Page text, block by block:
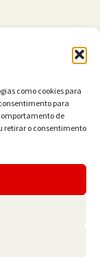
como cookies para
para
de
retirar o consentimento